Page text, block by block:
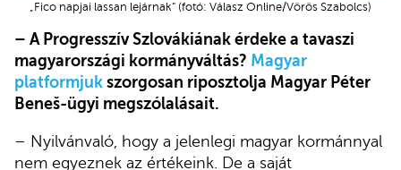
„Fico napjai lassan lejárnak” (fotó: Válasz Online/Vörös Szabolcs)
– A Progresszív Szlovákiának érdeke a tavaszi
magyarországi kormányváltás? Magyar
platformjuk szorgosan riposztolja Magyar Péter
Beneš-ügyi megszólalásait.
– Nyilvánvaló, hogy a jelenlegi magyar kormánnyal
nem egyeznek az értékeink. De a saját